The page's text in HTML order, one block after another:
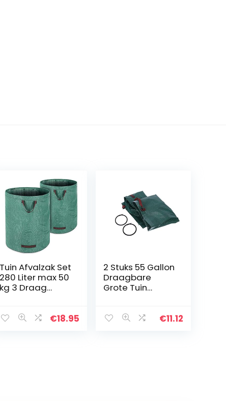
Tuin Afvalzak Set
280 Liter max 50
kg 3 Draag
Groot
€18.95
2 Stuks 55 Gallon
Draagbare
Grote Tuin
Vuilnis Gras
€11.12